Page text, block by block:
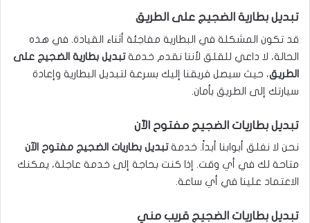
تبديل بطارية الضجيج على الطريق
قد تكون المشكلة في البطارية مفاجئة أثناء القيادة. في هذه
الحالة، لا داعي للقلق لأننا نقدم خدمةتبديل بطارية الضجيج على
الطريق، حيث سيصل فريقنا إليك بسرعة لتبديل البطارية وإعادة
سيارتك إلى الطريق بأمان.
تبديل بطاريات الضجيج مفتوح الآن
نحن لا نغلق أبوابنا أبداً. خدمةتبديل بطاريات الضجيج مفتوح الآن
متاحة لك في أي وقت. إذا كنت بحاجة إلى خدمة عاجلة، يمكنك
الاعتماد علينا في أي ساعة.
تبديل بطاريات الضجيج قريب مني